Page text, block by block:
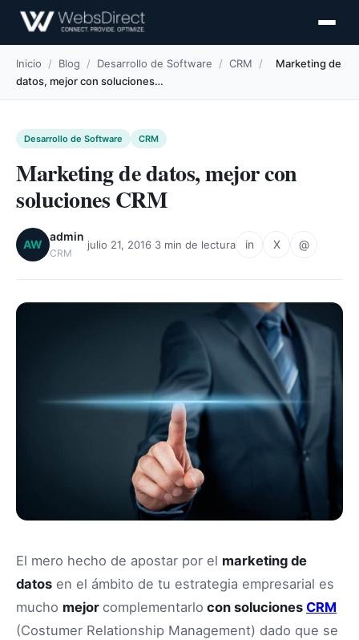
Inicio / Blog / Desarrollo de Software / CRM /
Marketing de
datos, mejor con soluciones…
Desarrollo de Software CRM
Marketing de datos, mejor con
soluciones CRM
AW
admin
CRM
julio 21, 2016 3 min de lectura in X @
El mero hecho de apostar por el marketing de
datos en el ámbito de tu estrategia empresarial es
mucho mejor complementarlo con soluciones CRM
(Costumer Relationship Management) dado que se